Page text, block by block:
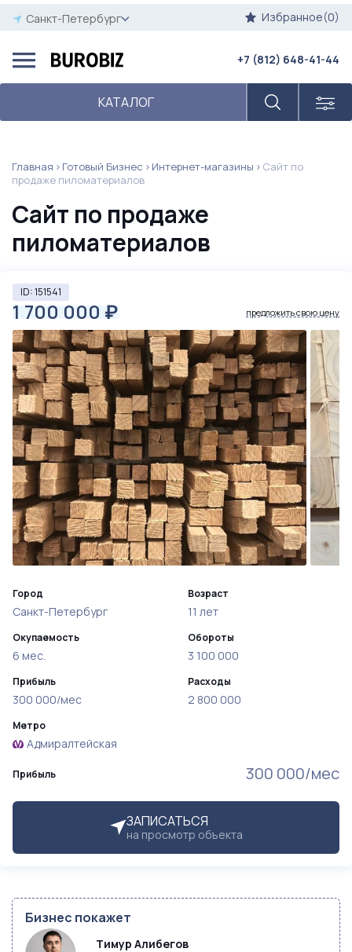
Санкт-Петербург Избранное(0)
КАТАЛОГ
+7 (812) 648-41-44
Главная Готовый Бизнес Интернет-магазины
Сайт по
продаже пиломатериалов
Сайт по продаже
пиломатериалов
ID: 151541
1 700 000 ₽ предложить свою цену
Прибыль 300 000/мес
ЗАПИСАТЬСЯ
на просмотр объекта
Город
Санкт-Петербург
Окупаемость
6 мес.
Прибыль
300 000/мес
Возраст
11 лет
Обороты
3 100 000
Расходы
2 800 000
Метро
Адмиралтейская
Бизнес покажет
Тимур Алибегов